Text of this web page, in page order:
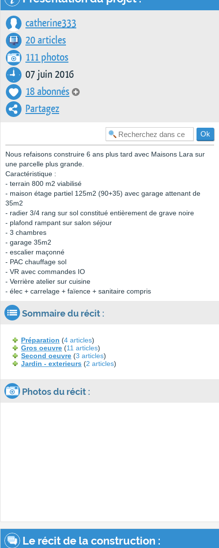
catherine333
20 articles
111 photos
07 juin 2016
18 abonnés
Partagez
Nous refaisons construire 6 ans plus tard avec Maisons Lara sur
une parcelle plus grande.
Caractéristique :
- terrain 800 m2 viabilisé
- maison étage partiel 125m2 (90+35) avec garage attenant de
35m2
- radier 3/4 rang sur sol constitué entièrement de grave noire
- plafond rampant sur salon séjour
- 3 chambres
- garage 35m2
- escalier maçonné
- PAC chauffage sol
- VR avec commandes IO
- Verrière atelier sur cuisine
- élec + carrelage + faïence + sanitaire compris
Sommaire du récit :
Préparation (4 articles)
Gros oeuvre (11 articles)
Second oeuvre (3 articles)
Jardin - exterieurs (2 articles)
Photos du récit :
Le récit de la construction :